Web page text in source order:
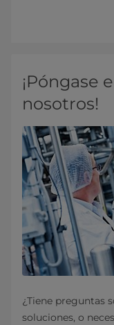
¡Póngase
nosotros!
¿Tiene preguntas
soluciones, o